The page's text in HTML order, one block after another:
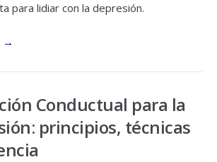
para lidiar con la depresión.
→
Conductual para la
principios, técnicas